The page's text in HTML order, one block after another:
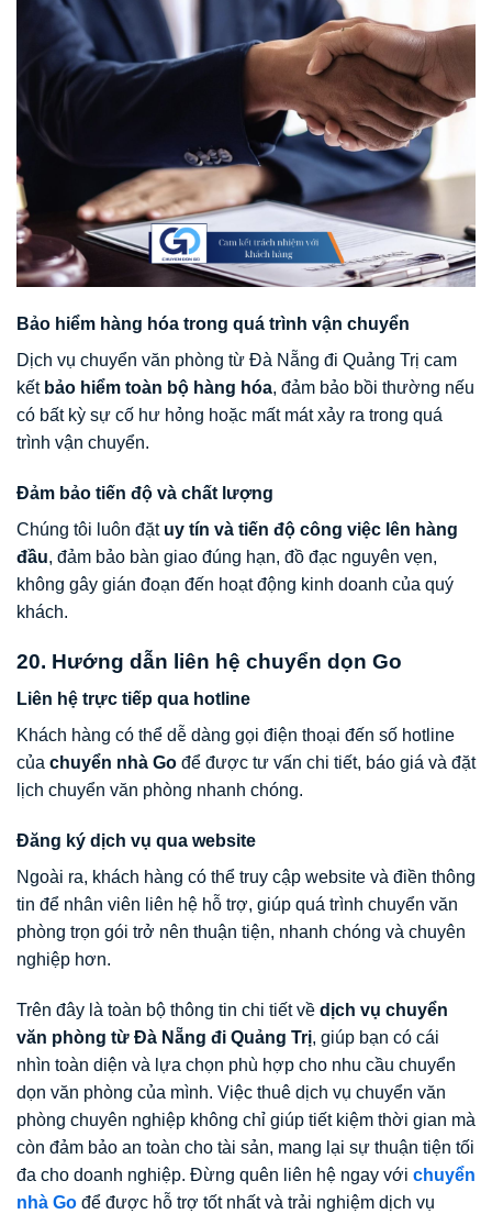
Bảo hiểm hàng hóa trong quá trình vận chuyển
Dịch vụ chuyển văn phòng từ Đà Nẵng đi Quảng Trị cam
kết bảo hiểm toàn bộ hàng hóa, đảm bảo bồi thường nếu
có bất kỳ sự cố hư hỏng hoặc mất mát xảy ra trong quá
trình vận chuyển.
Đảm bảo tiến độ và chất lượng
Chúng tôi luôn đặt uy tín và tiến độ công việc lên hàng
đầu, đảm bảo bàn giao đúng hạn, đồ đạc nguyên vẹn,
không gây gián đoạn đến hoạt động kinh doanh của quý
khách.
20. Hướng dẫn liên hệ chuyển dọn Go
Liên hệ trực tiếp qua hotline
Khách hàng có thể dễ dàng gọi điện thoại đến số hotline
của chuyển nhà Go để được tư vấn chi tiết, báo giá và đặt
lịch chuyển văn phòng nhanh chóng.
Đăng ký dịch vụ qua website
Ngoài ra, khách hàng có thể truy cập website và điền thông
tin để nhân viên liên hệ hỗ trợ, giúp quá trình chuyển văn
phòng trọn gói trở nên thuận tiện, nhanh chóng và chuyên
nghiệp hơn.
Trên đây là toàn bộ thông tin chi tiết về dịch vụ chuyển
văn phòng từ Đà Nẵng đi Quảng Trị, giúp bạn có cái
nhìn toàn diện và lựa chọn phù hợp cho nhu cầu chuyển
dọn văn phòng của mình. Việc thuê dịch vụ chuyển văn
phòng chuyên nghiệp không chỉ giúp tiết kiệm thời gian mà
còn đảm bảo an toàn cho tài sản, mang lại sự thuận tiện tối
đa cho doanh nghiệp. Đừng quên liên hệ ngay với chuyển
nhà Go để được hỗ trợ tốt nhất và trải nghiệm dịch vụ